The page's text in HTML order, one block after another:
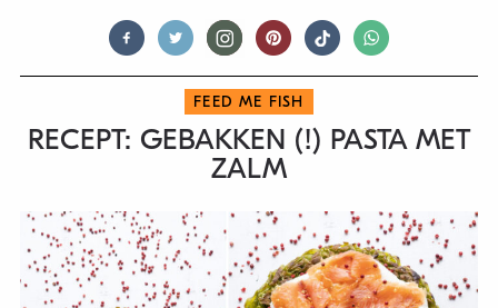
FEED ME FISH
RECEPT: GEBAKKEN (!) PASTA MET